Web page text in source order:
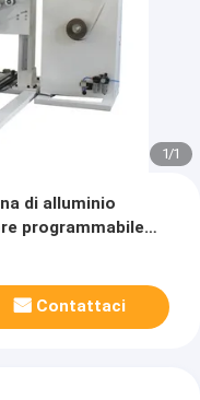
1/1
di alluminio
programmabile
Contattaci